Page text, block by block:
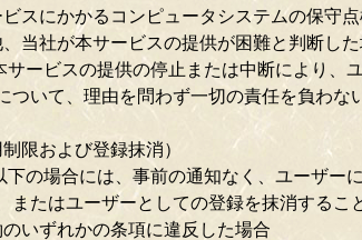
ビスにかかるコンピュータシステムの保守
、当社が本サービスの提供が困難と判断し
サービスの提供の停止または中断により、
ついて、理由を問わず一切の責任を負わな
限および登録抹消）
下の場合には、事前の通知なく、ユーザー
またはユーザーとしての登録を抹消するこ
のいずれかの条項に違反した場合